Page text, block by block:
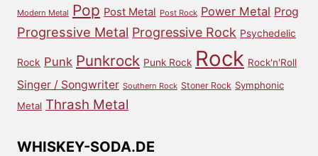
Modern Metal Pop Post Metal Post Rock Power Metal Prog
Progressive Metal Progressive Rock Psychedelic
Rock Punk Punkrock Punk Rock Rock Rock'n'Roll
Singer / Songwriter Southern Rock Stoner Rock Symphonic
Metal Thrash Metal
WHISKEY-SODA.DE